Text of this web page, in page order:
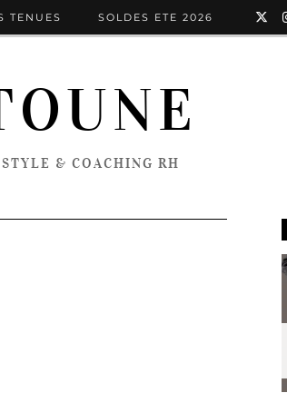
& COACHING RH
TENUES SOLDES ETE 2026